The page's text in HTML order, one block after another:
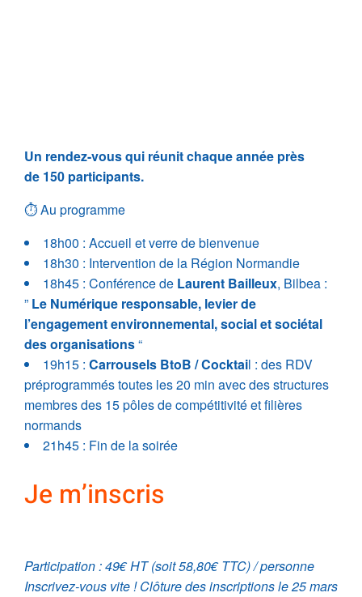
Un rendez-vous qui réunit chaque année près
de 150 participants.
⏱︎ Au programme
18h00 : Accueil et verre de bienvenue
18h30 : Intervention de la Région Normandie
18h45 : Conférence de Laurent Bailleux, Bilbea :
” Le Numérique responsable, levier de
l’engagement environnemental, social et sociétal
des organisations“
19h15 : Carrousels BtoB / Cocktail : des RDV
préprogrammés toutes les 20 min avec des structures
membres des 15 pôles de compétitivité et filières
normands
21h45 : Fin de la soirée
Je m’inscris
Participation : 49€ HT (soit 58,80€ TTC) / personne
Inscrivez-vous vite ! Clôture des inscriptions le 25 mars